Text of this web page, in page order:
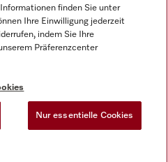
finden Sie unter
Ihre Einwilligung jederzeit
indem Sie Ihre
Präferenzcenter
Nur essentielle Cookies